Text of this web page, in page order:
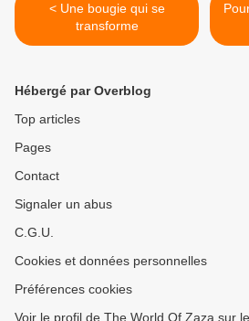
< Une bougie qui se
transforme
Hébergé par Overblog
Top articles
Pages
Contact
Signaler un abus
C.G.U.
Cookies et données personnelles
Préférences cookies
Voir le profil de The World Of Zaza sur